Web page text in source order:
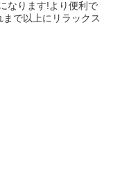
なります!より便利で
で以上にリラックス